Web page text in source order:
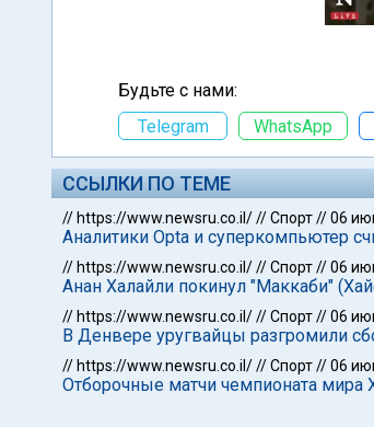
Будьте с нами:
Telegram
WhatsApp
ССЫЛКИ ПО ТЕМЕ
// https://www.newsru.co.il///Спорт//06
Аналитики Opta и суперкомпьютер
// https://www.newsru.co.il///Спорт//06
Анан Халайли покинул "Маккаби"
// https://www.newsru.co.il///Спорт//06
В Денвере уругвайцы разгромили
// https://www.newsru.co.il///Спорт//06
Отборочные матчи чемпионата мира